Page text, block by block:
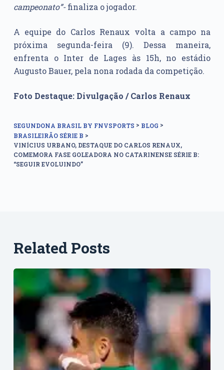
campeonato”-finaliza o jogador.
A equipe do Carlos Renaux volta a campo na
próxima segunda-feira (9). Dessa maneira,
enfrenta o Inter de Lages às 15h, no estádio
Augusto Bauer, pela nona rodada da competição.
Foto Destaque: Divulgação / Carlos Renaux
SEGUNDONA BRASIL BY FNVSPORTS > BLOG >
BRASILEIRÃO SÉRIE B >
VINÍCIUS URBANO, DESTAQUE DO CARLOS RENAUX,
COMEMORA FASE GOLEADORA NO CATARINENSE SÉRIE B:
“SEGUIR EVOLUINDO”
Related Posts